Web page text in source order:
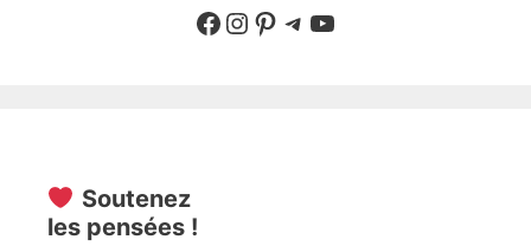
Suivre sur Facebook
Suivre sur Instagram
Pinterest
Sur Telegram
YouTube
Soutenez
les pensées !